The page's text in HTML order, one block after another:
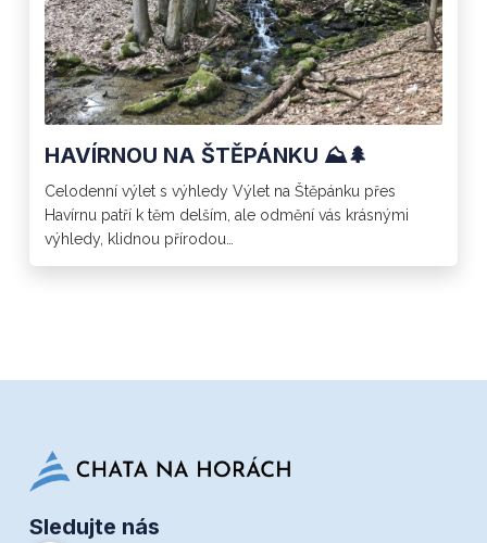
HAVÍRNOU NA ŠTĚPÁNKU ⛰️🌲
Celodenní výlet s výhledy Výlet na Štěpánku přes
Havírnu patří k těm delším, ale odmění vás krásnými
výhledy, klidnou přírodou…
Sledujte nás